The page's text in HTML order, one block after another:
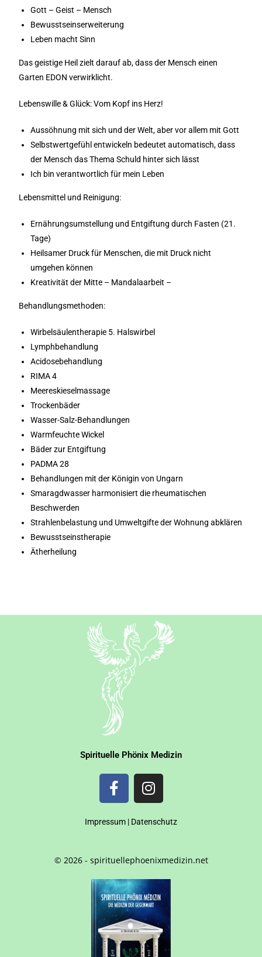
Gott – Geist – Mensch
Bewusstseinserweiterung
Leben macht Sinn
Das geistige Heil zielt darauf ab, dass der Mensch einen
Garten EDON verwirklicht.
Lebenswille & Glück: Vom Kopf ins Herz!
Aussöhnung mit sich und der Welt, aber vor allem mit Gott
Selbstwertgefühl entwickeln bedeutet automatisch, dass
der Mensch das Thema Schuld hinter sich lässt
Ich bin verantwortlich für mein Leben
Lebensmittel und Reinigung:
Ernährungsumstellung und Entgiftung durch Fasten (21.
Tage)
Heilsamer Druck für Menschen, die mit Druck nicht
umgehen können
Kreativität der Mitte – Mandalaarbeit –
Behandlungsmethoden:
Wirbelsäulentherapie 5. Halswirbel
Lymphbehandlung
Acidosebehandlung
RIMA 4
Meereskieselmassage
Trockenbäder
Wasser-Salz-Behandlungen
Warmfeuchte Wickel
Bäder zur Entgiftung
PADMA 28
Behandlungen mit der Königin von Ungarn
Smaragdwasser harmonisiert die rheumatischen
Beschwerden
Strahlenbelastung und Umweltgifte der Wohnung abklären
Bewusstseinstherapie
Ätherheilung
Spirituelle Phönix Medizin
Impressum | Datenschutz
© 2026 - spirituellephoenixmedizin.net